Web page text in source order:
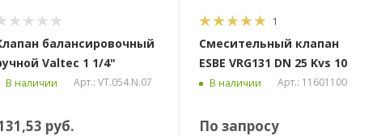
балансировочный
Valtec 1 1/4"
В наличии Арт.: VT.054.N.07
руб.
1
Смесительный клапан
ESBE VRG131 DN 25 Kvs 10
В наличии Арт.: 11601100
По запросу